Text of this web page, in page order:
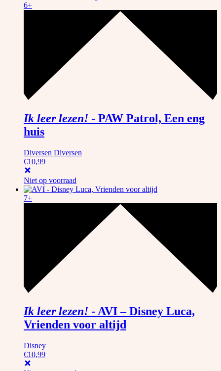
6+
Ik leer lezen! - PAW Patrol, Een eng
huis
Diversen Diversen
€10,99
Niet op voorraad
7+
Ik leer lezen! - AVI – Disney Luca,
Vrienden voor altijd
Disney
€10,99